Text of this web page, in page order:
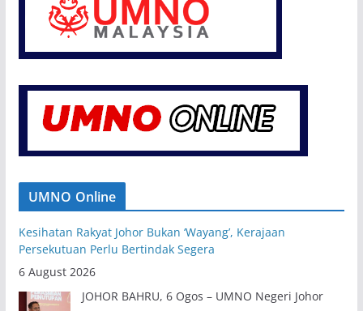
UMNO Online
Kesihatan Rakyat Johor Bukan ‘Wayang’, Kerajaan
Persekutuan Perlu Bertindak Segera
menegaskan bahawa usaha memperjuangkan
isu kesihatan rakyat[...]
BN, UMNO Tidak Kompromi Jika Ada Pihak Pecah Amanah,
Salah Tadbir Tabunh Haji – Ahmad Zahid
6 August 2026